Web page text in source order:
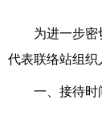
为进一步密
代表联络站组织
一、接待时